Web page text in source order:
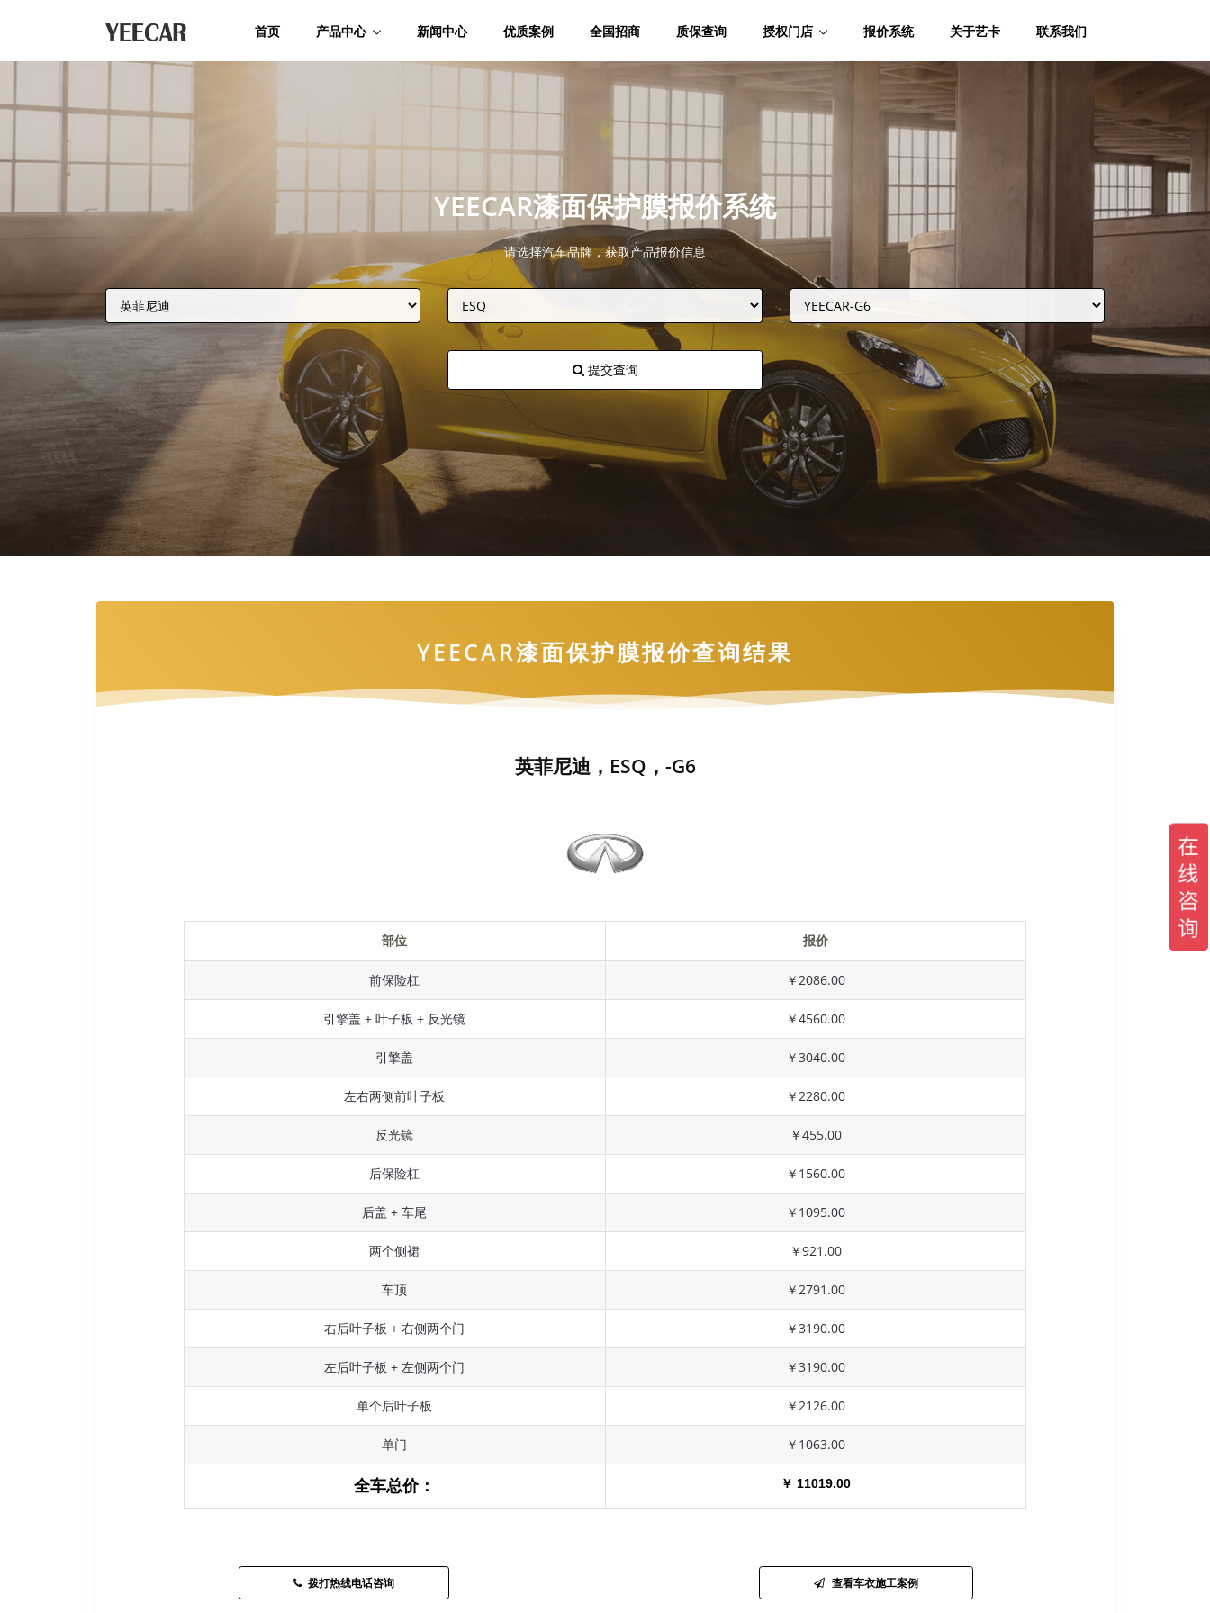
首页 产品中心 新闻中心 优质案例 全国招商 质保查询 授权门店 报价系统 关于艺卡 联系我们
YEECAR漆面保护膜报价系统
请选择汽车品牌，获取产品报价信息
提交查询
YEECAR漆面保护膜报价查询结果
英菲尼迪，ESQ，-G6
部位 报价
前保险杠 ￥2086.00
引擎盖 + 叶子板 + 反光镜 ￥4560.00
引擎盖 ￥3040.00
左右两侧前叶子板 ￥2280.00
反光镜 ￥455.00
后保险杠 ￥1560.00
后盖 + 车尾 ￥1095.00
两个侧裙 ￥921.00
车顶 ￥2791.00
右后叶子板 + 右侧两个门 ￥3190.00
左后叶子板 + 左侧两个门 ￥3190.00
单个后叶子板 ￥2126.00
单门 ￥1063.00
全车总价： ￥ 11019.00
拨打热线电话咨询 查看车衣施工案例